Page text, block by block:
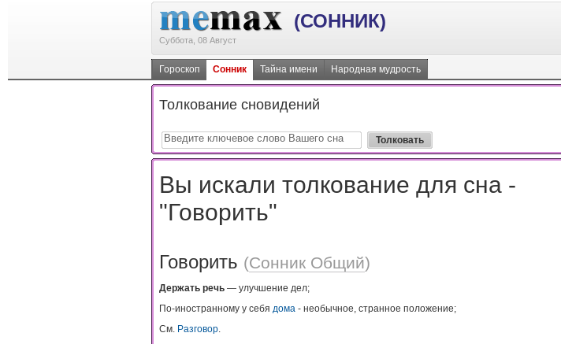
(СОННИК)
Суббота, 08 Август
Гороскоп Сонник Тайна имени Народная мудрость
Толкование сновидений
Вы искали толкование для сна -
"Говорить"
Говорить (Сонник Общий)
Держать речь — улучшение дел;
По-иностранному у себя дома - необычное, странное положение;
См. Разговор